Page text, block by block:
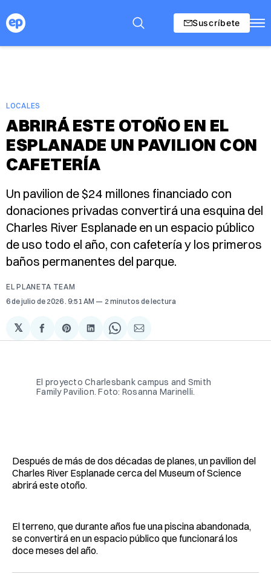
Suscríbete
LOCALES
ABRIRÁ ESTE OTOÑO EN EL
ESPLANADE UN PAVILION CON
CAFETERÍA
Un pavilion de $24 millones financiado con
donaciones privadas convertirá una esquina del
Charles River Esplanade en un espacio público
de uso todo el año, con cafetería y los primeros
baños permanentes del parque.
EL PLANETA TEAM
6 de julio de 2026 . 9:51 AM 2 minutos de lectura
𝕏
Compartir
en
Share
on
Compartir
en
Share
on
Compartir
via
El proyecto Charlesbank campus and Smith
Family Pavilion. Foto: Rosanna Marinelli.
Después de más de dos décadas de planes, un pavilion del
Charles River Esplanade cerca del Museum of Science
abrirá este otoño.
El terreno, que durante años fue una piscina abandonada,
se convertirá en un espacio público que funcionará los
doce meses del año.